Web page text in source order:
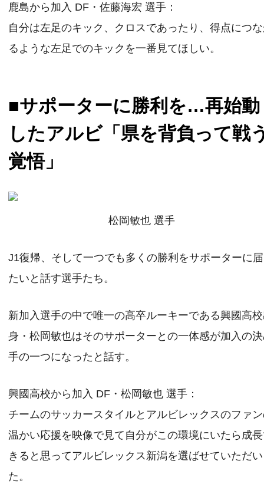
鹿島から加入 DF・佐藤海宏 選手：
自分は左足のキック、クロスであったり、得点につ
るような左足でのキックを一番見てほしい。
■サポーターに勝利を…再始動
したアルビ「県を背負って戦
覚悟」
松岡敏也 選手
J1復帰、そして一つでも多くの勝利をサポーターに
たいと話す選手たち。
新加入選手の中で唯一の高卒ルーキーである興國高
身・松岡敏也はそのサポーターとの一体感が加入の
手の一つになったと話す。
興國高校から加入 DF・松岡敏也 選手：
チームのサッカースタイルとアルビレックスのファ
温かい応援を映像で見て自分がこの環境にいたら成
きると思ってアルビレックス新潟を選ばせていただい
た。